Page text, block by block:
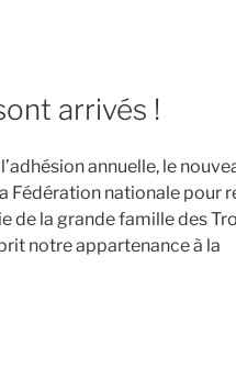
arrivés !
annuelle, le
Fédération nationale pour
de la grande famille des
notre appartenance à la